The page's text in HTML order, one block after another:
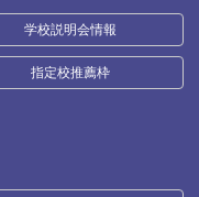
学校説明会情報
指定校推薦枠